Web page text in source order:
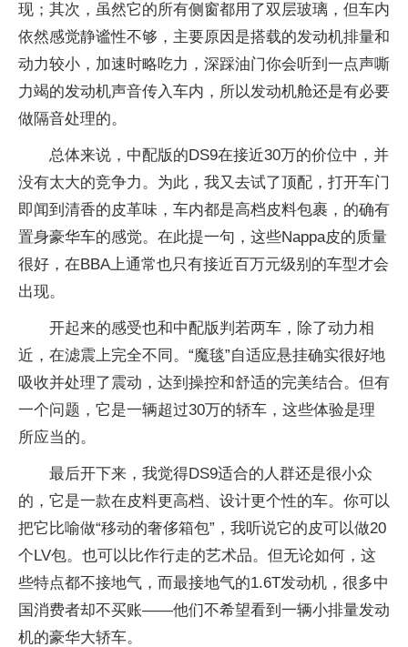
现；其次，虽然它的所有侧窗都用了双层玻璃，但车内
依然感觉静谧性不够，主要原因是搭载的发动机排量和
动力较小，加速时略吃力，深踩油门你会听到一点声嘶
力竭的发动机声音传入车内，所以发动机舱还是有必要
做隔音处理的。
总体来说，中配版的DS9在接近30万的价位中，并
没有太大的竞争力。为此，我又去试了顶配，打开车门
即闻到清香的皮革味，车内都是高档皮料包裹，的确有
置身豪华车的感觉。在此提一句，这些Nappa皮的质量
很好，在BBA上通常也只有接近百万元级别的车型才会
出现。
开起来的感受也和中配版判若两车，除了动力相
近，在滤震上完全不同。“魔毯”自适应悬挂确实很好地
吸收并处理了震动，达到操控和舒适的完美结合。但有
一个问题，它是一辆超过30万的轿车，这些体验是理
所应当的。
最后开下来，我觉得DS9适合的人群还是很小众
的，它是一款在皮料更高档、设计更个性的车。你可以
把它比喻做“移动的奢侈箱包”，我听说它的皮可以做20
个LV包。也可以比作行走的艺术品。但无论如何，这
些特点都不接地气，而最接地气的1.6T发动机，很多中
国消费者却不买账——他们不希望看到一辆小排量发动
机的豪华大轿车。